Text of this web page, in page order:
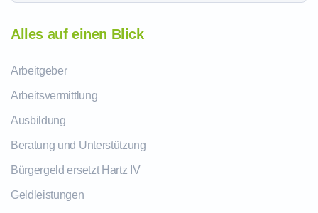
Alles auf einen Blick
Arbeitgeber
Arbeitsvermittlung
Ausbildung
Beratung und Unterstützung
Bürgergeld ersetzt Hartz IV
Geldleistungen